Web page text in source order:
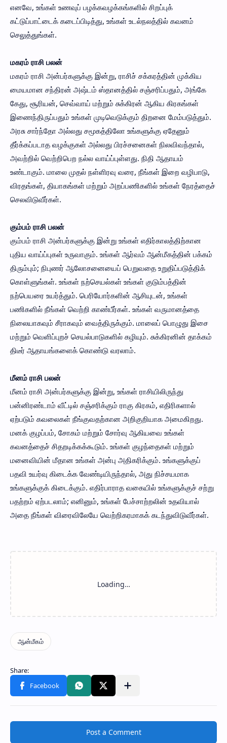
எனவே, உங்கள் உணவுப் பழக்கவழக்கங்களில் சிறப்புக்
கட்டுப்பாட்டைக் கடைப்பிடித்து, உங்கள் உடல்நலத்தில் கவனம்
செலுத்துங்கள்.
மகரம் ராசி பலன்
மகரம் ராசி அன்பர்களுக்கு இன்று, ராசிச் சக்கரத்தின் முக்கிய
மையமான சந்திரன் அஷ்டம் ஸ்தானத்தில் சஞ்சரிப்பதும், அங்கே
கேது, சூரியன், செவ்வாய் மற்றும் சுக்கிரன் ஆகிய கிரகங்கள்
இணைந்திருப்பதும் உங்கள் முடிவெடுக்கும் திறனை மேம்படுத்தும்.
அரசு சார்ந்தோ அல்லது சமூகத்திலோ உங்களுக்கு ஏதேனும்
தீர்க்கப்படாத வழக்குகள் அல்லது பிரச்சனைகள் நிலவிவந்தால்,
அவற்றில் வெற்றிபெற நல்ல வாய்ப்புள்ளது. நிதி ஆதாயம்
உண்டாகும். மாலை முதல் நள்ளிரவு வரை, நீங்கள் இறை வழிபாடு,
விரதங்கள், தியாகங்கள் மற்றும் அறப்பணிகளில் உங்கள் நேரத்தைச்
செலவிடுவீர்கள்.
கும்பம் ராசி பலன்
கும்பம் ராசி அன்பர்களுக்கு இன்று உங்கள் எதிர்காலத்திற்கான
புதிய வாய்ப்புகள் உருவாகும். உங்கள் ஆர்வம் ஆன்மீகத்தின் பக்கம்
திரும்பும்; நிபுணர் ஆலோசனையைப் பெறுவதை உறுதிப்படுத்திக்
கொள்ளுங்கள். உங்கள் நற்செயல்கள் உங்கள் குடும்பத்தின்
நற்பெயரை உயர்த்தும். பெரியோர்களின் ஆசியுடன், உங்கள்
பணிகளில் நீங்கள் வெற்றி காண்பீர்கள். உங்கள் வருமானத்தை
நிலையாகவும் சீராகவும் வைத்திருக்கும். மாலைப் பொழுது இசை
மற்றும் வெளிப்புறச் செயல்பாடுகளில் கழியும். சுக்கிரனின் தாக்கம்
திடீர் ஆதாயங்களைக் கொண்டு வரலாம்.
மீனம் ராசி பலன்
மீனம் ராசி அன்பர்களுக்கு இன்று, உங்கள் ராசியிலிருந்து
பன்னிரண்டாம் வீட்டில் சஞ்சரிக்கும் ராகு கிரகம், எதிரிகளால்
ஏற்படும் கவலைகள் நீங்குவதற்கான அறிகுறியாக அமைகிறது.
மனக் குழப்பம், சோகம் மற்றும் சோர்வு ஆகியவை உங்கள்
கவனத்தைச் சிதறடிக்கக்கூடும். உங்கள் குழந்தைகள் மற்றும்
மனைவியின் மீதான உங்கள் அன்பு அதிகரிக்கும். உங்களுக்குப்
பதவி உயர்வு கிடைக்க வேண்டியிருந்தால், அது நிச்சயமாக
உங்களுக்குக் கிடைக்கும். எதிர்பாராத வகையில் உங்களுக்குச் சற்று
பதற்றம் ஏற்படலாம்; எனினும், உங்கள் பேச்சாற்றலின் உதவியால்
அதை நீங்கள் விரைவிலேயே வெற்றிகரமாகக் கடந்துவிடுவீர்கள்.
Post a Comment